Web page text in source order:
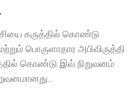
கருத்தில் கொண்டு
பொருளாதார அபிவிருத்தி
கொண்டு இவ் நிறுவனம்